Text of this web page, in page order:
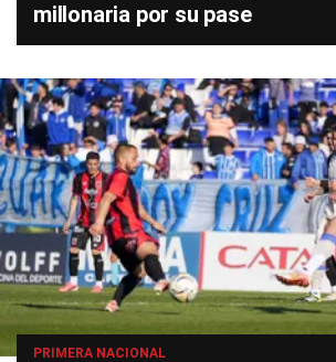
millonaria por su pase
PRIMERA NACIONAL